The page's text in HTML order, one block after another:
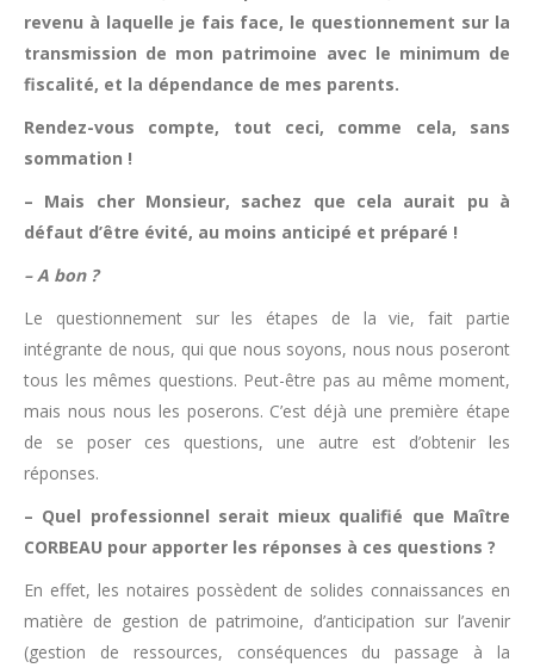
revenu à laquelle je fais face, le questionnement sur la
transmission de mon patrimoine avec le minimum de
fiscalité, et la dépendance de mes parents.
Rendez-vous compte, tout ceci, comme cela, sans
sommation !
– Mais cher Monsieur, sachez que cela aurait pu à
défaut d’être évité, au moins anticipé et préparé !
– A bon ?
Le questionnement sur les étapes de la vie, fait partie
intégrante de nous, qui que nous soyons, nous nous poseront
tous les mêmes questions. Peut-être pas au même moment,
mais nous nous les poserons. C’est déjà une première étape
de se poser ces questions, une autre est d’obtenir les
réponses.
– Quel professionnel serait mieux qualifié que Maître
CORBEAU pour apporter les réponses à ces questions ?
En effet, les notaires possèdent de solides connaissances en
matière de gestion de patrimoine, d’anticipation sur l’avenir
(gestion de ressources, conséquences du passage à la